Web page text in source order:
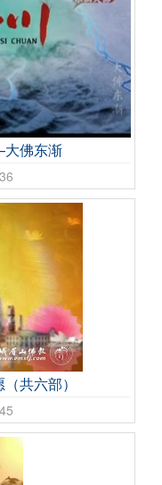
佛东渐
共六部）